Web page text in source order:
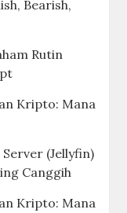
Bearish,
Rutin
Kripto: Mana
(Jellyfin)
Canggih
Kripto: Mana